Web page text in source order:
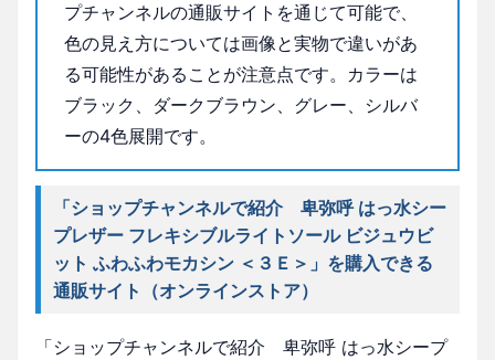
プチャンネルの通販サイトを通じて可能で、
色の見え方については画像と実物で違いがあ
る可能性があることが注意点です。カラーは
ブラック、ダークブラウン、グレー、シルバ
ーの4色展開です。
「ショップチャンネルで紹介 卑弥呼 はっ水シー
プレザー フレキシブルライトソール ビジュウビ
ット ふわふわモカシン ＜３Ｅ＞」を購入できる
通販サイト（オンラインストア）
「ショップチャンネルで紹介 卑弥呼 はっ水シープ